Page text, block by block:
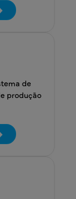
de
produção